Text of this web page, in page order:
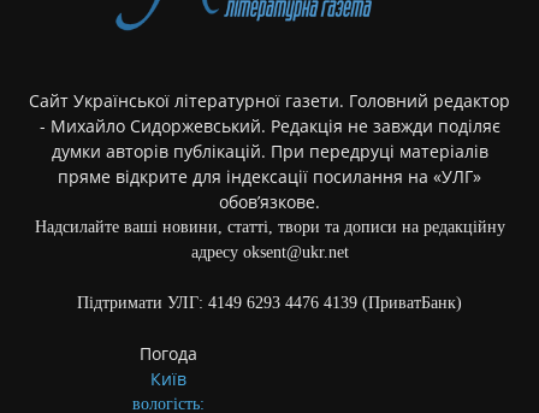
Сайт Української літературної газети. Головний редактор
- Михайло Сидоржевський. Редакція не завжди поділяє
думки авторів публікацій. При передруці матеріалів
пряме відкрите для індексації посилання на «УЛГ»
обов’язкове.
Надсилайте ваші новини, статті, твори та дописи на редакційну
адресу oksent@ukr.net
Підтримати УЛГ: 4149 6293 4476 4139 (ПриватБанк)
Погода
Київ
вологість: